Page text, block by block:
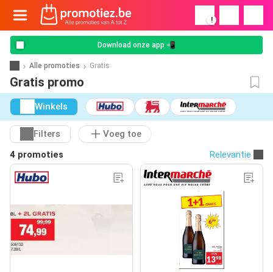
!
Download onze app 📲
Alle promoties Gratis
Gratis promo
Winkels
Filters
Voeg toe
4 promoties
Relevantie